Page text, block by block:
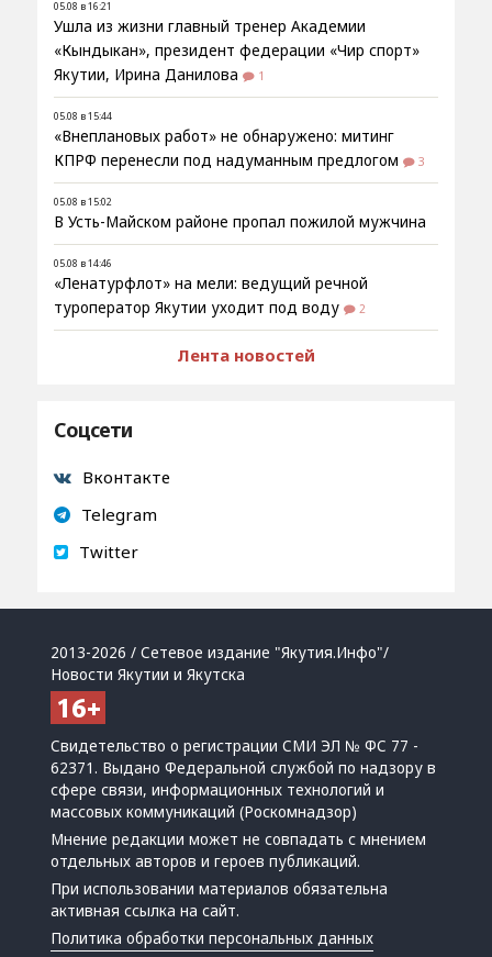
05.08 в 16:21
Ушла из жизни главный тренер Академии
«Кындыкан», президент федерации «Чир спорт»
Якутии, Ирина Данилова
1
05.08 в 15:44
«Внеплановых работ» не обнаружено: митинг
КПРФ перенесли под надуманным предлогом
3
05.08 в 15:02
В Усть-Майском районе пропал пожилой мужчина
05.08 в 14:46
«Ленатурфлот» на мели: ведущий речной
туроператор Якутии уходит под воду
2
Лента новостей
Соцсети
Вконтакте
Telegram
Twitter
2013-2026 / Сетевое издание "Якутия.Инфо"/
Новости Якутии и Якутска
Свидетельство о регистрации СМИ ЭЛ № ФС 77 -
62371. Выдано Федеральной службой по надзору в
сфере связи, информационных технологий и
массовых коммуникаций (Роскомнадзор)
Мнение редакции может не совпадать с мнением
отдельных авторов и героев публикаций.
При использовании материалов обязательна
активная ссылка на сайт.
Политика обработки персональных данных